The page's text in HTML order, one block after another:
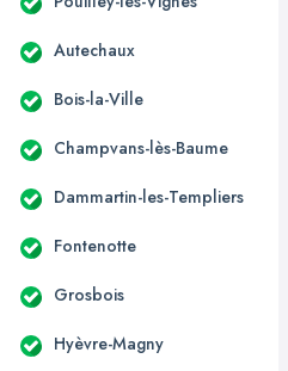
Autechaux
Bois-la-Ville
Champvans-lès-Baume
Dammartin-les-Templiers
Fontenotte
Grosbois
Hyèvre-Magny